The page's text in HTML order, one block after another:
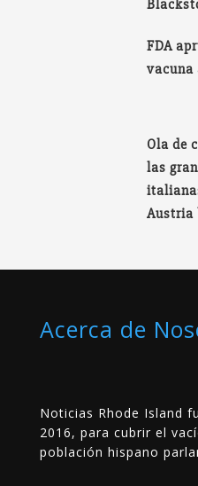
FDA
vacuna
Ola de
las
Austria
Acerca de
Noticias Rhode Island
2016, para cubrir el
población hispano